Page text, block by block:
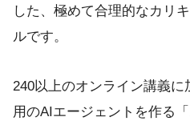
した、極めて合理的なカリ
ルです。
240以上のオンライン講義
用のAIエージェントを作る